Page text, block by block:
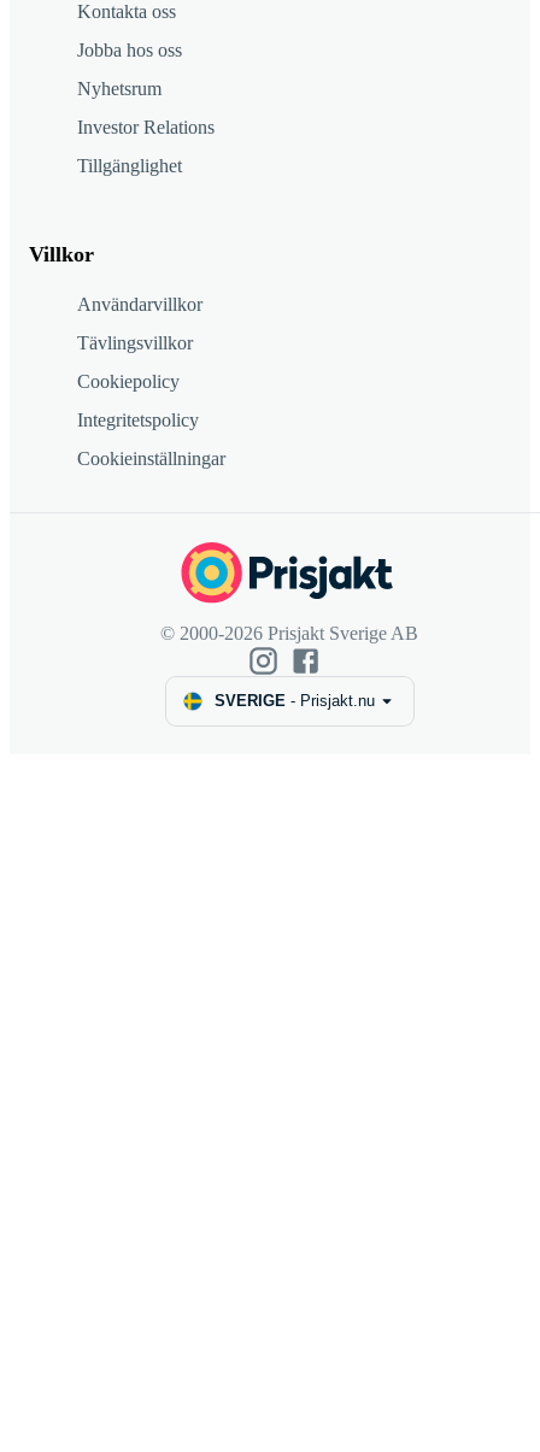
Kontakta oss
Jobba hos oss
Nyhetsrum
Investor Relations
Tillgänglighet
Villkor
Användarvillkor
Tävlingsvillkor
Cookiepolicy
Integritetspolicy
Cookieinställningar
© 2000-2026 Prisjakt Sverige AB
SVERIGE- Prisjakt.nu